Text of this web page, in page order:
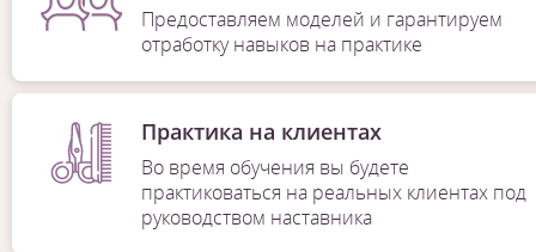
Предоставляем моделей и гарантируем
отработку навыков на практике
Практика на клиентах
Во время обучения вы будете
практиковаться на реальных клиентах под
руководством наставника